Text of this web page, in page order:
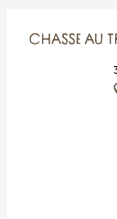
CHASSE AU